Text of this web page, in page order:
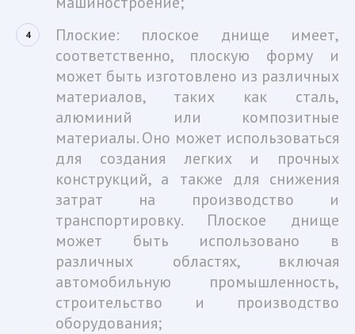
Плоские: плоское днище имеет,
соответственно, плоскую форму и
может быть изготовлено из различных
материалов, таких как сталь,
алюминий или композитные
материалы. Оно может использоваться
для создания легких и прочных
конструкций, а также для снижения
затрат на производство и
транспортировку. Плоское днище
может быть использовано в
различных областях, включая
автомобильную промышленность,
строительство и производство
оборудования;